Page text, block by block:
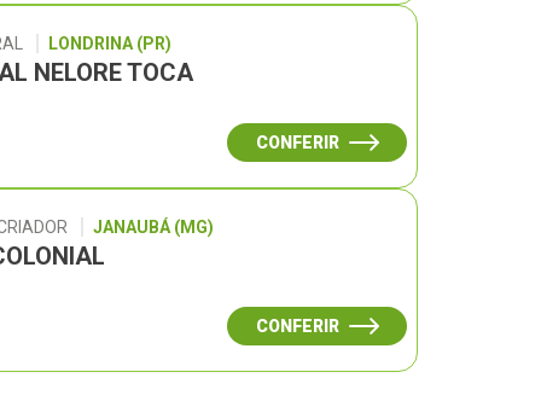
LONDRINA (PR)
NELORE TOCA
CONFERIR
JANAUBÁ (MG)
CONFERIR